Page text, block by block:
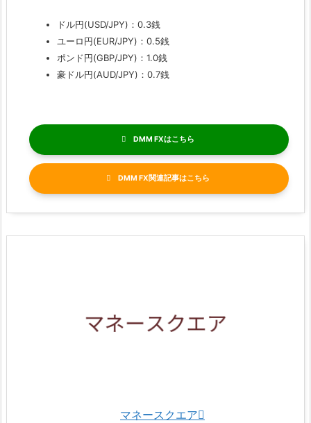
ドル円(USD/JPY)：0.3銭
ユーロ円(EUR/JPY)：0.5銭
ポンド円(GBP/JPY)：1.0銭
豪ドル円(AUD/JPY)：0.7銭
DMM FX
DMM FX関連記事
マネースクエア